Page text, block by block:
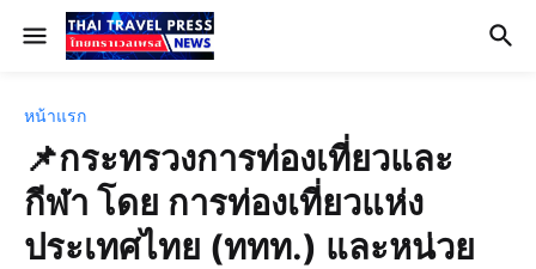
หน้าแรก
📌กระทรวงการท่องเที่ยวและ
กีฬา โดย การท่องเที่ยวแห่ง
ประเทศไทย (ททท.) และหน่วย